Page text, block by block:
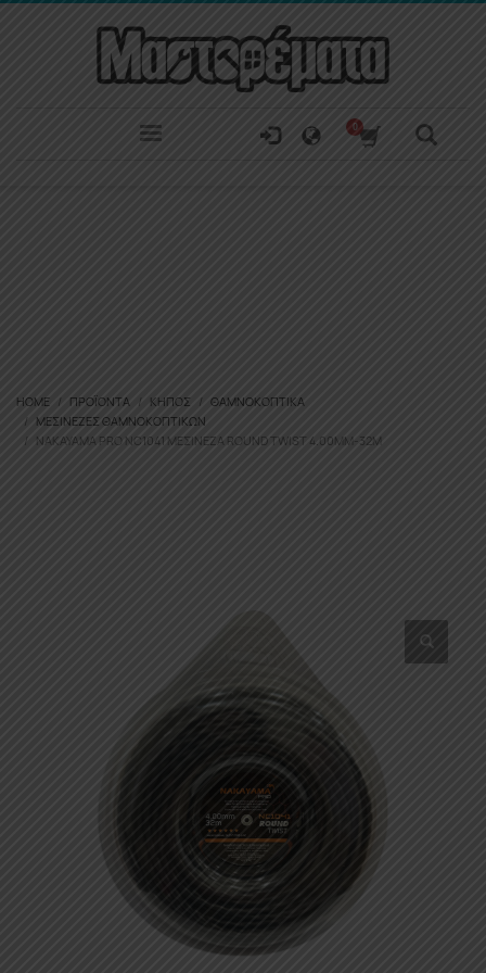
HOME ΠΡΟΪΌΝΤΑ ΚΉΠΟΣ
ΘΑΜΝΟΚΟΠΤΙΚΆ
ΜΕΣΙΝΈΖΕΣ ΘΑΜΝΟΚΟΠΤΙΚΏΝ
NAKAYAMA PRO NC1041 ΜΕΣΙΝΈΖΑ ROUND TWIST 4.00MM-32M